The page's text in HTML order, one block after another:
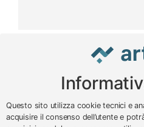
Questo sito utilizza cookie tecnici e
acquisire il consenso dell’utente e